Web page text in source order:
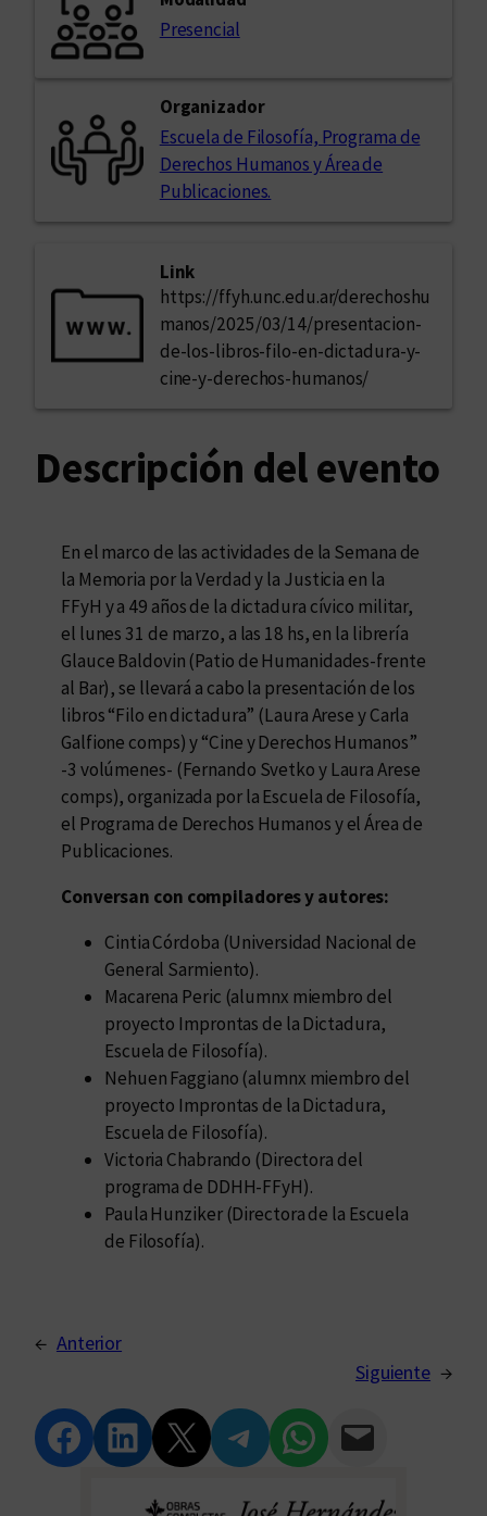
Presencial
Organizador
Escuela de Filosofía, Programa de
Derechos Humanos y Área de
Publicaciones.
Link
https://ffyh.unc.edu.ar/derechoshu
manos/2025/03/14/presentacion-
de-los-libros-filo-en-dictadura-y-
cine-y-derechos-humanos/
Descripción del evento
En el marco de las actividades de la Semana de
la Memoria por la Verdad y la Justicia en la
FFyH y a 49 años de la dictadura cívico militar,
el lunes 31 de marzo, a las 18 hs, en la librería
Glauce Baldovin (Patio de Humanidades-frente
al Bar), se llevará a cabo la presentación de los
libros “Filo en dictadura” (Laura Arese y Carla
Galfione comps) y “Cine y Derechos Humanos”
-3 volúmenes- (Fernando Svetko y Laura Arese
comps), organizada por la Escuela de Filosofía,
el Programa de Derechos Humanos y el Área de
Publicaciones.
Conversan con compiladores y autores:
Cintia Córdoba (Universidad Nacional de
General Sarmiento).
Macarena Peric (alumnx miembro del
proyecto Improntas de la Dictadura,
Escuela de Filosofía).
Nehuen Faggiano (alumnx miembro del
proyecto Improntas de la Dictadura,
Escuela de Filosofía).
Victoria Chabrando (Directora del
programa de DDHH-FFyH).
Paula Hunziker (Directora de la Escuela
de Filosofía).
← Anterior
Siguiente →
Compartir en Facebook Compartir en LinkedIn Compartir en Twitter Compartir en Telegram Compartir en WhatsApp Compartir vía Email